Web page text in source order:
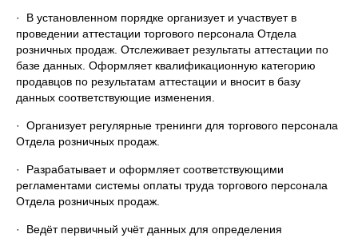
· В установленном порядке организует и участвует в
проведении аттестации торгового персонала Отдела
розничных продаж. Отслеживает результаты аттестации по
базе данных. Оформляет квалификационную категорию
продавцов по результатам аттестации и вносит в базу
данных соответствующие изменения.
· Организует регулярные тренинги для торгового персонала
Отдела розничных продаж.
· Разрабатывает и оформляет соответствующими
регламентами системы оплаты труда торгового персонала
Отдела розничных продаж.
· Ведёт первичный учёт данных для определения